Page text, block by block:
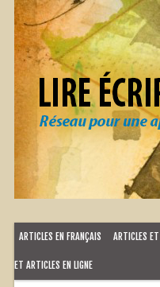
ARTICLES EN FRANÇAIS ARTICLES
ET ARTICLES EN LIGNE